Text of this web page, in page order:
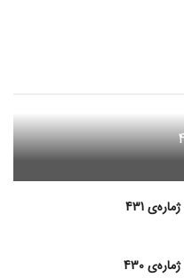
431
430